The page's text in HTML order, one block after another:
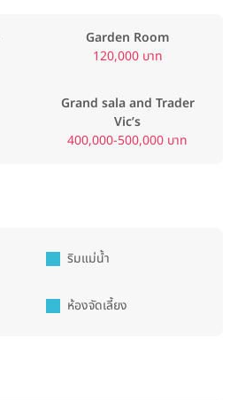
Garden Room
120,000 บาท
Grand sala and Trader
Vic’s
400,000-500,000 บาท
ริมแม่น้ำ
ห้องจัดเลี้ยง